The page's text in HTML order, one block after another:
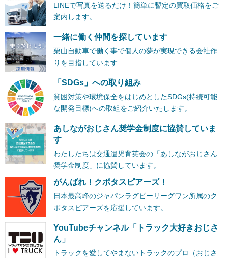
LINEで写真を送るだけ！簡単に暫定の買取価格をご
案内します。
一緒に働く仲間を探しています
栗山自動車で働く事で個人の夢が実現できる会社作
りを目指しています
「SDGs」への取り組み
貧困対策や環境保全をはじめとしたSDGs(持続可能
な開発目標)への取組をご紹介いたします。
あしながおじさん奨学金制度に協賛していま
す
わたしたちは交通遺児育英会の「あしながおじさん
奨学金制度」に協賛しています。
がんばれ！クボタスピアーズ！
日本最高峰のジャパンラグビーリーグワン所属のク
ボタスピアーズを応援しています。
YouTubeチャンネル「トラック大好きおじさ
ん」
トラックを愛してやまないトラックのプロ（おじさ